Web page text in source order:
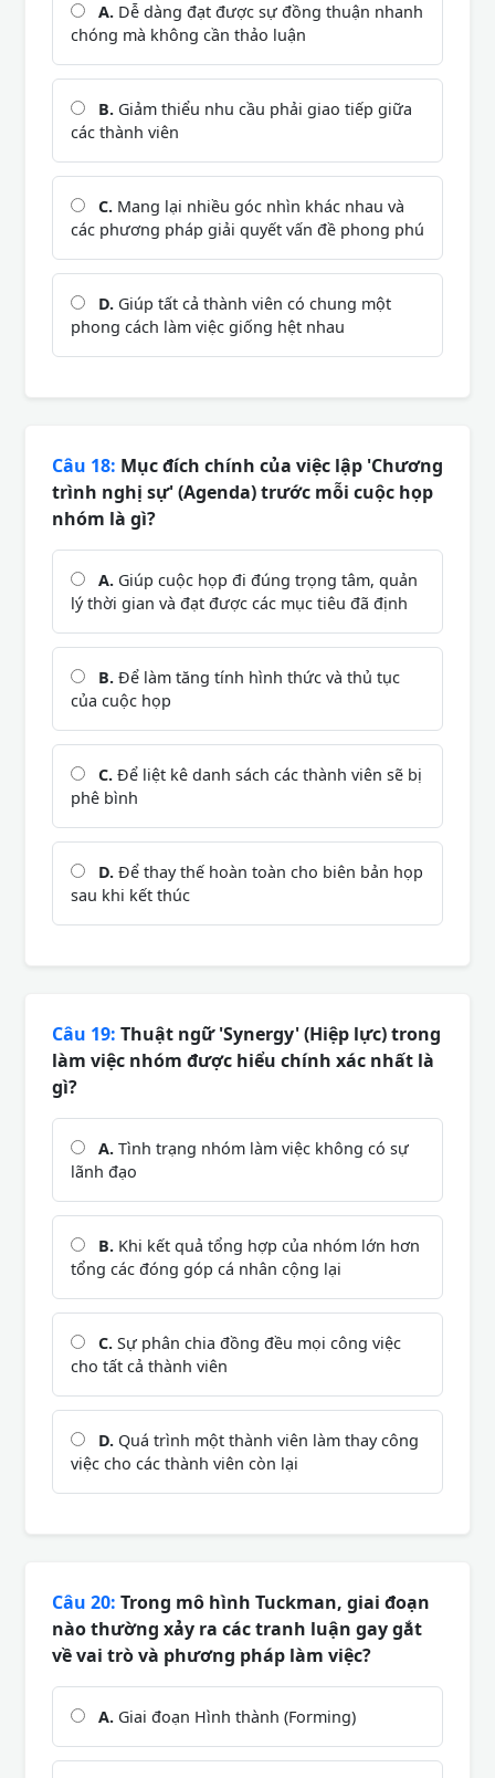
A. Dễ dàng đạt được sự đồng thuận nhanh
chóng mà không cần thảo luận
B. Giảm thiểu nhu cầu phải giao tiếp giữa
các thành viên
C. Mang lại nhiều góc nhìn khác nhau và
các phương pháp giải quyết vấn đề phong phú
D. Giúp tất cả thành viên có chung một
phong cách làm việc giống hệt nhau
Câu 18: Mục đích chính của việc lập 'Chương
trình nghị sự' (Agenda) trước mỗi cuộc họp
nhóm là gì?
A. Giúp cuộc họp đi đúng trọng tâm, quản
lý thời gian và đạt được các mục tiêu đã định
B. Để làm tăng tính hình thức và thủ tục
của cuộc họp
C. Để liệt kê danh sách các thành viên sẽ bị
phê bình
D. Để thay thế hoàn toàn cho biên bản họp
sau khi kết thúc
Câu 19: Thuật ngữ 'Synergy' (Hiệp lực) trong
làm việc nhóm được hiểu chính xác nhất là
gì?
A. Tình trạng nhóm làm việc không có sự
lãnh đạo
B. Khi kết quả tổng hợp của nhóm lớn hơn
tổng các đóng góp cá nhân cộng lại
C. Sự phân chia đồng đều mọi công việc
cho tất cả thành viên
D. Quá trình một thành viên làm thay công
việc cho các thành viên còn lại
Câu 20: Trong mô hình Tuckman, giai đoạn
nào thường xảy ra các tranh luận gay gắt
về vai trò và phương pháp làm việc?
A. Giai đoạn Hình thành (Forming)